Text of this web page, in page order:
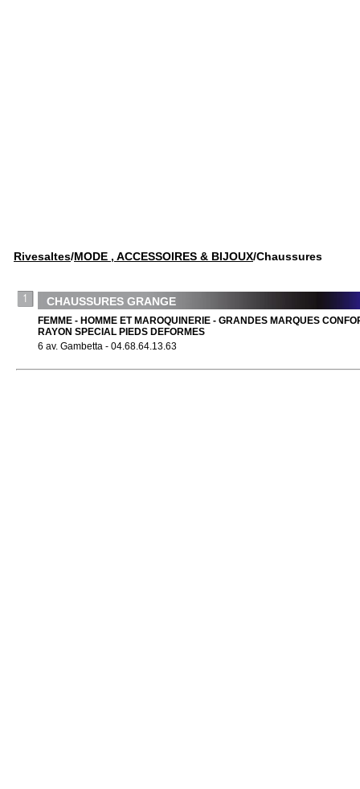
Rivesaltes/MODE , ACCESSOIRES & BIJOUX/Chaussures
CHAUSSURES GRANGE
FEMME - HOMME ET MAROQUINERIE - GRANDES MARQUES
RAYON SPECIAL PIEDS DEFORMES
6 av. Gambetta - 04.68.64.13.63